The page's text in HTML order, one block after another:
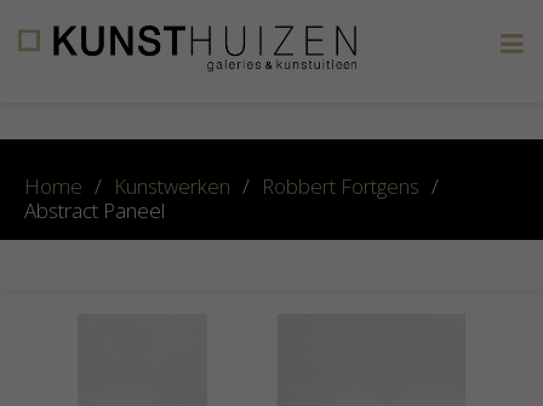
Home / Kunstwerken / Robbert Fortgens /
Abstract Paneel